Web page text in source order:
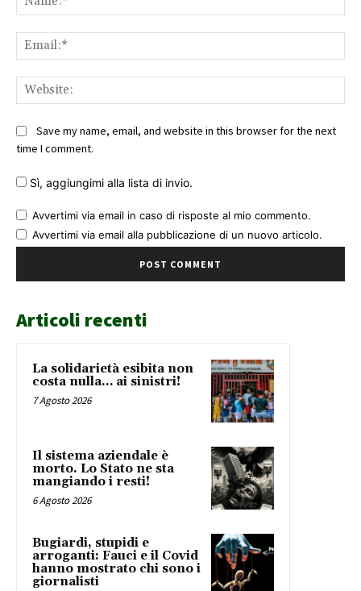
Save my name, email, and website in this browser for the next
time I comment.
Sì, aggiungimi alla lista di invio.
Avvertimi via email in caso di risposte al mio commento.
Avvertimi via email alla pubblicazione di un nuovo articolo.
Articoli recenti
La solidarietà esibita non
costa nulla… ai sinistri!
7 Agosto 2026
Il sistema aziendale è
morto. Lo Stato ne sta
mangiando i resti!
6 Agosto 2026
Bugiardi, stupidi e
arroganti: Fauci e il Covid
hanno mostrato chi sono i
giornalisti